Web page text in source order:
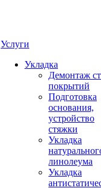
Услуги
Укладка
Демонтаж
покрытий
Подготовка
основания,
устройство
стяжки
Укладка
линолеума
Укладка